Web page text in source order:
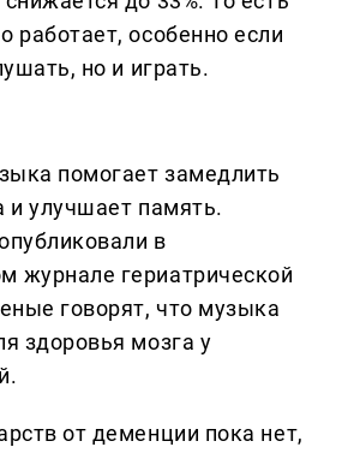
работает, особенно если
но и играть.
помогает замедлить
и улучшает память.
в
журнале гериатрической
говорят, что музыка
здоровья мозга у
от деменции пока нет,